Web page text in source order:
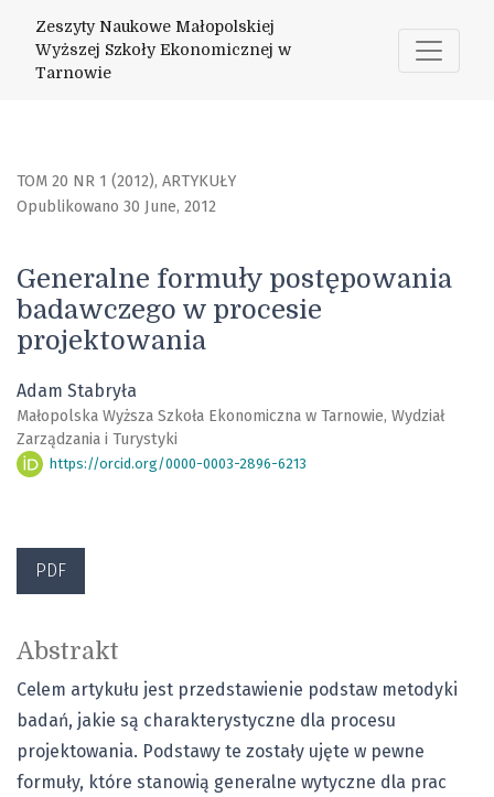
Zeszyty Naukowe Małopolskiej
Wyższej Szkoły Ekonomicznej w
Tarnowie
TOM 20 NR 1 (2012), ARTYKUŁY
Generalne formuły postępowania
badawczego w procesie
projektowania
Opublikowano 30 June, 2012
Adam Stabryła
Małopolska Wyższa Szkoła Ekonomiczna w Tarnowie, Wydział
Zarządzania i Turystyki
https://orcid.org/0000-0003-2896-6213
PDF
Abstrakt
Celem artykułu jest przedstawienie podstaw metodyki
badań, jakie są charakterystyczne dla procesu
projektowania. Podstawy te zostały ujęte w pewne
formuły, które stanowią generalne wytyczne dla prac